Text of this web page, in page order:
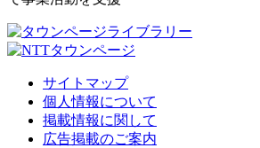
サイトマップ
個人情報について
掲載情報に関して
広告掲載のご案内